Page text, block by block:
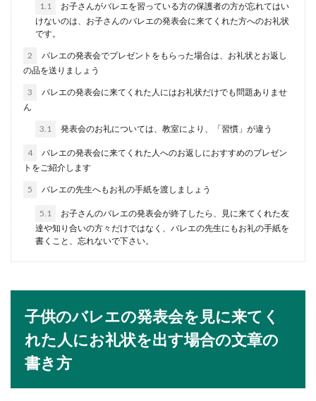
入り切らない...
で表すの
るのなら、数十種類程でしょう。しかし、さらに
する時のマナーと注意する事
バレエの先生への差し入れはコレで決
バレエの先生が公演を開くことになったら、子供
1.1
お子さんがバレエを習っている方の保護者の方が忘れてはい
けないのは、お子さんのバレエの発表会に来てくれた方へのお礼状
です。
2
バレエの発表会でプレゼントをもらった場合は、お礼状とお返し
の品を送りましょう
3
バレエの発表会に来てくれた人にはお礼状だけでも問題ありませ
ん
3.1 発表会のお礼については、教室により、「習慣」が違う
4
バレエの発表会に来てくれた人へのお返しにおすすめのプレゼン
トをご紹介します
5 バレエの先生へもお礼の手紙を渡しましょう
5.1
お子さんのバレエの発表会が終了したら、見に来てくれた友
達や知り合いの方々だけではなく、バレエの先生にもお礼の手紙を
書くこと、忘れないで下さい。
子供のバレエの発表会を見に来てく
れた人にお礼状を出す場合の文章の
書き方